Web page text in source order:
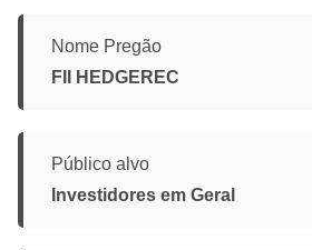
Nome Pregão
FII HEDGEREC
Público alvo
Investidores em Geral